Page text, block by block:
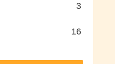
3
16